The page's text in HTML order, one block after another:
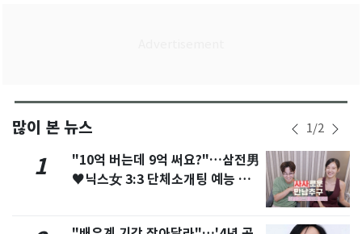
많이 본 뉴스 1/2
1
"10억 버는데 9억 써요?"…삼전男
♥닉스女 3:3 단체소개팅 예능 화